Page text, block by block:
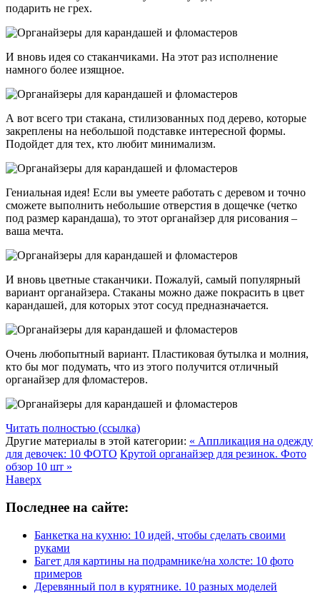
подарить не грех.
И вновь идея со стаканчиками. На этот раз исполнение
намного более изящное.
А вот всего три стакана, стилизованных под дерево, которые
закреплены на небольшой подставке интересной формы.
Подойдет для тех, кто любит минимализм.
Гениальная идея! Если вы умеете работать с деревом и точно
сможете выполнить небольшие отверстия в дощечке (четко
под размер карандаша), то этот органайзер для рисования –
ваша мечта.
И вновь цветные стаканчики. Пожалуй, самый популярный
вариант органайзера. Стаканы можно даже покрасить в цвет
карандашей, для которых этот сосуд предназначается.
Очень любопытный вариант. Пластиковая бутылка и молния,
кто бы мог подумать, что из этого получится отличный
органайзер для фломастеров.
Читать полностью (ссылка)
Другие материалы в этой категории: « Аппликация на одежду
для девочек: 10 ФОТО Крутой органайзер для резинок. Фото
обзор 10 шт »
Наверх
Последнее на сайте:
Банкетка на кухню: 10 идей, чтобы сделать своими
руками
Багет для картины на подрамнике/на холсте: 10 фото
примеров
Деревянный пол в курятнике. 10 разных моделей